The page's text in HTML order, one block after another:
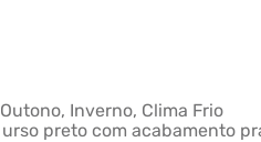
Inverno, Clima Frio
preto com acabamento